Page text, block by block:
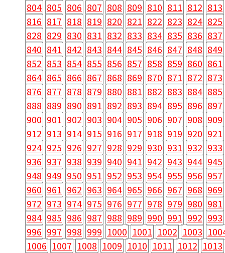
804 805 806 807 808 809 810 811 812 813
816 817 818 819 820 821 822 823 824 825
828 829 830 831 832 833 834 835 836 837
840 841 842 843 844 845 846 847 848 849
852 853 854 855 856 857 858 859 860 861
864 865 866 867 868 869 870 871 872 873
876 877 878 879 880 881 882 883 884 885
888 889 890 891 892 893 894 895 896 897
900 901 902 903 904 905 906 907 908 909
912 913 914 915 916 917 918 919 920 921
924 925 926 927 928 929 930 931 932 933
936 937 938 939 940 941 942 943 944 945
948 949 950 951 952 953 954 955 956 957
960 961 962 963 964 965 966 967 968 969
972 973 974 975 976 977 978 979 980 981
984 985 986 987 988 989 990 991 992 993
996 997 998 999 1000 1001 1002 1003
1006 1007 1008 1009 1010 1011 1012 1013